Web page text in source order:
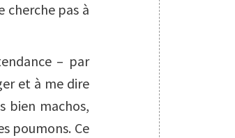
cherche pas à
– par
et à me dire
bien machos,
poumons. Ce